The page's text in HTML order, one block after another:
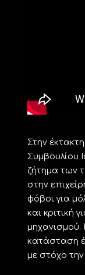
Στην
Συμβουλίου
ζήτημα των
στην
φόβοι για
και κριτική
μηχανισμού.
κατάσταση
με στόχο